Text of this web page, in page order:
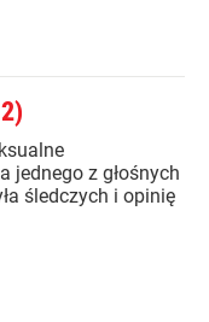
jednego z głośnych
śledczych i opinię